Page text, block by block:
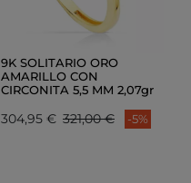
9K SOLITARIO ORO
AMARILLO CON
CIRCONITA 5,5 MM 2,07gr
304,95 € 321,00 € -5%